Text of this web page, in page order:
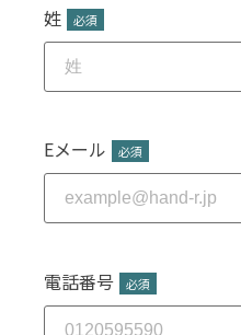
姓
Eメール
電話番号